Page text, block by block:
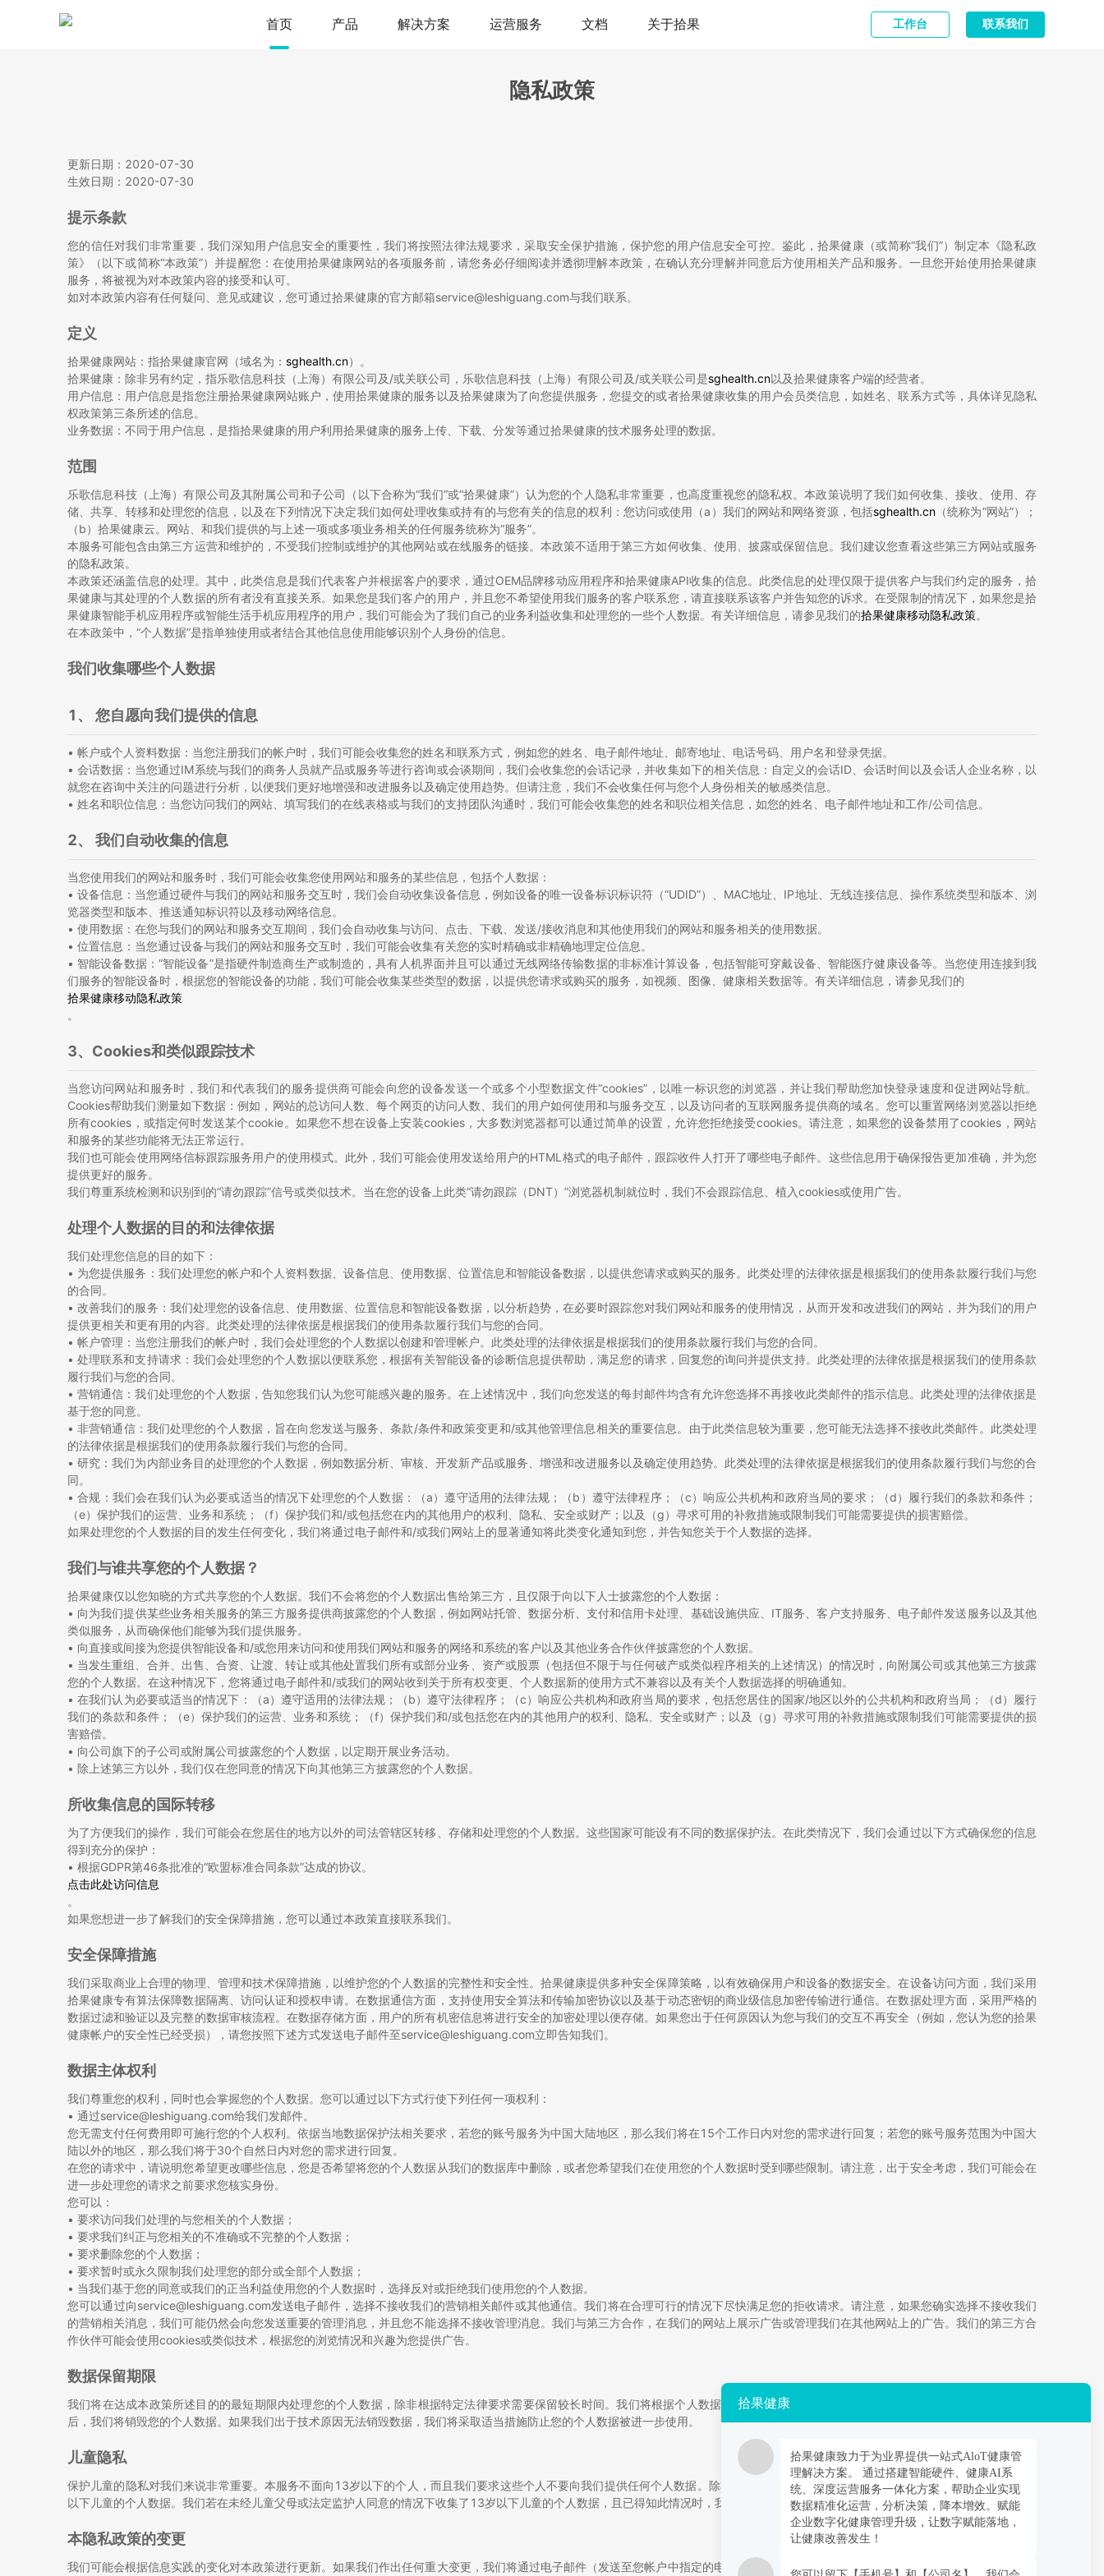
首页 产品 解决方案 运营服务 文档 关于拾果 工作台 联系我们
隐私政策
更新日期：2020-07-30
生效日期：2020-07-30
提示条款
您的信任对我们非常重要，我们深知用户信息安全的重要性，我们将按照法律法规要求，采取安全保护措施，保护您的用户信息安全可控。鉴此，拾果健康（或简称“我们”）制定本《隐私政
策》（以下或简称“本政策”）并提醒您：在使用拾果健康网站的各项服务前，请您务必仔细阅读并透彻理解本政策，在确认充分理解并同意后方使用相关产品和服务。一旦您开始使用拾果健康
服务，将被视为对本政策内容的接受和认可。
如对本政策内容有任何疑问、意见或建议，您可通过拾果健康的官方邮箱service@leshiguang.com与我们联系。
定义
拾果健康网站：指拾果健康官网（域名为： sghealth.cn）。
拾果健康：除非另有约定，指乐歌信息科技（上海）有限公司及/或关联公司，乐歌信息科技（上海）有限公司及/或关联公司是sghealth.cn以及拾果健康客户端的经营者。
用户信息：用户信息是指您注册拾果健康网站账户，使用拾果健康的服务以及拾果健康为了向您提供服务，您提交的或者拾果健康收集的用户会员类信息，如姓名、联系方式等，具体详见隐私
权政策第三条所述的信息。
业务数据：不同于用户信息，是指拾果健康的用户利用拾果健康的服务上传、下载、分发等通过拾果健康的技术服务处理的数据。
范围
乐歌信息科技（上海）有限公司及其附属公司和子公司（以下合称为“我们”或“拾果健康”）认为您的个人隐私非常重要，也高度重视您的隐私权。本政策说明了我们如何收集、接收、使用、存
储、共享、转移和处理您的信息，以及在下列情况下决定我们如何处理收集或持有的与您有关的信息的权利：您访问或使用（a）我们的网站和网络资源，包括sghealth.cn （统称为“网站”）；
（b）拾果健康云。网站、和我们提供的与上述一项或多项业务相关的任何服务统称为“服务”。
本服务可能包含由第三方运营和维护的，不受我们控制或维护的其他网站或在线服务的链接。本政策不适用于第三方如何收集、使用、披露或保留信息。我们建议您查看这些第三方网站或服务
的隐私政策。
本政策还涵盖信息的处理。其中，此类信息是我们代表客户并根据客户的要求，通过OEM品牌移动应用程序和拾果健康API收集的信息。此类信息的处理仅限于提供客户与我们约定的服务，拾
果健康与其处理的个人数据的所有者没有直接关系。如果您是我们客户的用户，并且您不希望使用我们服务的客户联系您，请直接联系该客户并告知您的诉求。在受限制的情况下，如果您是拾
果健康智能手机应用程序或智能生活手机应用程序的用户，我们可能会为了我们自己的业务利益收集和处理您的一些个人数据。有关详细信息，请参见我们的拾果健康移动隐私政策。
在本政策中，“个人数据”是指单独使用或者结合其他信息使用能够识别个人身份的信息。
我们收集哪些个人数据
1、 您自愿向我们提供的信息
• 帐户或个人资料数据：当您注册我们的帐户时，我们可能会收集您的姓名和联系方式，例如您的姓名、电子邮件地址、邮寄地址、电话号码、用户名和登录凭据。
• 会话数据：当您通过IM系统与我们的商务人员就产品或服务等进行咨询或会谈期间，我们会收集您的会话记录，并收集如下的相关信息：自定义的会话ID、会话时间以及会话人企业名称，以
就您在咨询中关注的问题进行分析，以便我们更好地增强和改进服务以及确定使用趋势。但请注意，我们不会收集任何与您个人身份相关的敏感类信息。
• 姓名和职位信息：当您访问我们的网站、填写我们的在线表格或与我们的支持团队沟通时，我们可能会收集您的姓名和职位相关信息，如您的姓名、电子邮件地址和工作/公司信息。
2、 我们自动收集的信息
当您使用我们的网站和服务时，我们可能会收集您使用网站和服务的某些信息，包括个人数据：
• 设备信息：当您通过硬件与我们的网站和服务交互时，我们会自动收集设备信息，例如设备的唯一设备标识标识符（“UDID”）、MAC地址、IP地址、无线连接信息、操作系统类型和版本、浏
览器类型和版本、推送通知标识符以及移动网络信息。
• 使用数据：在您与我们的网站和服务交互期间，我们会自动收集与访问、点击、下载、发送/接收消息和其他使用我们的网站和服务相关的使用数据。
• 位置信息：当您通过设备与我们的网站和服务交互时，我们可能会收集有关您的实时精确或非精确地理定位信息。
• 智能设备数据：“智能设备”是指硬件制造商生产或制造的，具有人机界面并且可以通过无线网络传输数据的非标准计算设备，包括智能可穿戴设备、智能医疗健康设备等。当您使用连接到我
们服务的智能设备时，根据您的智能设备的功能，我们可能会收集某些类型的数据，以提供您请求或购买的服务，如视频、图像、健康相关数据等。有关详细信息，请参见我们的
拾果健康移动隐私政策
。
3、Cookies和类似跟踪技术
当您访问网站和服务时，我们和代表我们的服务提供商可能会向您的设备发送一个或多个小型数据文件“cookies”，以唯一标识您的浏览器，并让我们帮助您加快登录速度和促进网站导航。
Cookies帮助我们测量如下数据：例如，网站的总访问人数、每个网页的访问人数、我们的用户如何使用和与服务交互，以及访问者的互联网服务提供商的域名。您可以重置网络浏览器以拒绝
所有cookies，或指定何时发送某个cookie。如果您不想在设备上安装cookies，大多数浏览器都可以通过简单的设置，允许您拒绝接受cookies。请注意，如果您的设备禁用了cookies，网站
和服务的某些功能将无法正常运行。
我们也可能会使用网络信标跟踪服务用户的使用模式。此外，我们可能会使用发送给用户的HTML格式的电子邮件，跟踪收件人打开了哪些电子邮件。这些信息用于确保报告更加准确，并为您
提供更好的服务。
我们尊重系统检测和识别到的“请勿跟踪”信号或类似技术。当在您的设备上此类“请勿跟踪（DNT）”浏览器机制就位时，我们不会跟踪信息、植入cookies或使用广告。
处理个人数据的目的和法律依据
我们处理您信息的目的如下：
• 为您提供服务：我们处理您的帐户和个人资料数据、设备信息、使用数据、位置信息和智能设备数据，以提供您请求或购买的服务。此类处理的法律依据是根据我们的使用条款履行我们与您
的合同。
• 改善我们的服务：我们处理您的设备信息、使用数据、位置信息和智能设备数据，以分析趋势，在必要时跟踪您对我们网站和服务的使用情况，从而开发和改进我们的网站，并为我们的用户
提供更相关和更有用的内容。此类处理的法律依据是根据我们的使用条款履行我们与您的合同。
• 帐户管理：当您注册我们的帐户时，我们会处理您的个人数据以创建和管理帐户。此类处理的法律依据是根据我们的使用条款履行我们与您的合同。
• 处理联系和支持请求：我们会处理您的个人数据以便联系您，根据有关智能设备的诊断信息提供帮助，满足您的请求，回复您的询问并提供支持。此类处理的法律依据是根据我们的使用条款
履行我们与您的合同。
• 营销通信：我们处理您的个人数据，告知您我们认为您可能感兴趣的服务。在上述情况中，我们向您发送的每封邮件均含有允许您选择不再接收此类邮件的指示信息。此类处理的法律依据是
基于您的同意。
• 非营销通信：我们处理您的个人数据，旨在向您发送与服务、条款/条件和政策变更和/或其他管理信息相关的重要信息。由于此类信息较为重要，您可能无法选择不接收此类邮件。此类处理
的法律依据是根据我们的使用条款履行我们与您的合同。
• 研究：我们为内部业务目的处理您的个人数据，例如数据分析、审核、开发新产品或服务、增强和改进服务以及确定使用趋势。此类处理的法律依据是根据我们的使用条款履行我们与您的合
同。
• 合规：我们会在我们认为必要或适当的情况下处理您的个人数据：（a）遵守适用的法律法规；（b）遵守法律程序；（c）响应公共机构和政府当局的要求；（d）履行我们的条款和条件；
（e）保护我们的运营、业务和系统；（f）保护我们和/或包括您在内的其他用户的权利、隐私、安全或财产；以及（g）寻求可用的补救措施或限制我们可能需要提供的损害赔偿。
如果处理您的个人数据的目的发生任何变化，我们将通过电子邮件和/或我们网站上的显著通知将此类变化通知到您，并告知您关于个人数据的选择。
我们与谁共享您的个人数据？
拾果健康仅以您知晓的方式共享您的个人数据。我们不会将您的个人数据出售给第三方，且仅限于向以下人士披露您的个人数据：
• 向为我们提供某些业务相关服务的第三方服务提供商披露您的个人数据，例如网站托管、数据分析、支付和信用卡处理、基础设施供应、IT服务、客户支持服务、电子邮件发送服务以及其他
类似服务，从而确保他们能够为我们提供服务。
• 向直接或间接为您提供智能设备和/或您用来访问和使用我们网站和服务的网络和系统的客户以及其他业务合作伙伴披露您的个人数据。
• 当发生重组、合并、出售、合资、让渡、转让或其他处置我们所有或部分业务、资产或股票（包括但不限于与任何破产或类似程序相关的上述情况）的情况时，向附属公司或其他第三方披露
您的个人数据。在这种情况下，您将通过电子邮件和/或我们的网站收到关于所有权变更、个人数据新的使用方式不兼容以及有关个人数据选择的明确通知。
• 在我们认为必要或适当的情况下：（a）遵守适用的法律法规；（b）遵守法律程序；（c）响应公共机构和政府当局的要求，包括您居住的国家/地区以外的公共机构和政府当局；（d）履行
我们的条款和条件；（e）保护我们的运营、业务和系统；（f）保护我们和/或包括您在内的其他用户的权利、隐私、安全或财产；以及（g）寻求可用的补救措施或限制我们可能需要提供的损
害赔偿。
• 向公司旗下的子公司或附属公司披露您的个人数据，以定期开展业务活动。
• 除上述第三方以外，我们仅在您同意的情况下向其他第三方披露您的个人数据。
所收集信息的国际转移
为了方便我们的操作，我们可能会在您居住的地方以外的司法管辖区转移、存储和处理您的个人数据。这些国家可能设有不同的数据保护法。在此类情况下，我们会通过以下方式确保您的信息
得到充分的保护：
• 根据GDPR第46条批准的“欧盟标准合同条款”达成的协议。
点击此处访问信息
。
如果您想进一步了解我们的安全保障措施，您可以通过本政策直接联系我们。
安全保障措施
我们采取商业上合理的物理、管理和技术保障措施，以维护您的个人数据的完整性和安全性。拾果健康提供多种安全保障策略，以有效确保用户和设备的数据安全。在设备访问方面，我们采用
拾果健康专有算法保障数据隔离、访问认证和授权申请。在数据通信方面，支持使用安全算法和传输加密协议以及基于动态密钥的商业级信息加密传输进行通信。在数据处理方面，采用严格的
数据过滤和验证以及完整的数据审核流程。在数据存储方面，用户的所有机密信息将进行安全的加密处理以便存储。如果您出于任何原因认为您与我们的交互不再安全（例如，您认为您的拾果
健康帐户的安全性已经受损），请您按照下述方式发送电子邮件至service@leshiguang.com立即告知我们。
数据主体权利
我们尊重您的权利，同时也会掌握您的个人数据。您可以通过以下方式行使下列任何一项权利：
• 通过service@leshiguang.com给我们发邮件。
您无需支付任何费用即可施行您的个人权利。依据当地数据保护法相关要求，若您的账号服务为中国大陆地区，那么我们将在15个工作日内对您的需求进行回复；若您的账号服务范围为中国大
陆以外的地区，那么我们将于30个自然日内对您的需求进行回复。
在您的请求中，请说明您希望更改哪些信息，您是否希望将您的个人数据从我们的数据库中删除，或者您希望我们在使用您的个人数据时受到哪些限制。请注意，出于安全考虑，我们可能会在
进一步处理您的请求之前要求您核实身份。
您可以：
• 要求访问我们处理的与您相关的个人数据；
• 要求我们纠正与您相关的不准确或不完整的个人数据；
• 要求删除您的个人数据；
• 要求暂时或永久限制我们处理您的部分或全部个人数据；
• 当我们基于您的同意或我们的正当利益使用您的个人数据时，选择反对或拒绝我们使用您的个人数据。
您可以通过向service@leshiguang.com发送电子邮件，选择不接收我们的营销相关邮件或其他通信。我们将在合理可行的情况下尽快满足您的拒收请求。请注意，如果您确实选择不接收我们
的营销相关消息，我们可能仍然会向您发送重要的管理消息，并且您不能选择不接收管理消息。我们与第三方合作，在我们的网站上展示广告或管理我们在其他网站上的广告。我们的第三方合
作伙伴可能会使用cookies或类似技术，根据您的浏览情况和兴趣为您提供广告。
数据保留期限
我们将在达成本政策所述目的的最短期限内处理您的个人数据，除非根据特定法律要求需要保留较长时间。我们将根据个人数据的数量、性质和敏感性决定适当的保留期限，在保留期限结束
后，我们将销毁您的个人数据。如果我们出于技术原因无法销毁数据，我们将采取适当措施防止您的个人数据被进一步使用。
儿童隐私
保护儿童的隐私对我们来说非常重要。本服务不面向13岁以下的个人，而且我们要求这些个人不要向我们提供任何个人数据。除非得到父母或法定监护人的同意，否则我们不会有意收集13岁
以下儿童的个人数据。我们若在未经儿童父母或法定监护人同意的情况下收集了13岁以下儿童的个人数据，且已得知此情况时，我们会删除这些信息。
本隐私政策的变更
我们可能会根据信息实践的变化对本政策进行更新。如果我们作出任何重大变更，我们将通过电子邮件（发送至您帐户中指定的电子邮件地址）通知您，或于变更生效前在本网站上发布通知。
拾果健康
拾果健康致力于为业界提供一站式AloT健康管
理解决方案。 通过搭建智能硬件、健康AI系
统、深度运营服务一体化方案，帮助企业实现
数据精准化运营，分析决策，降本增效。赋能
企业数字化健康管理升级，让数字赋能落地，
让健康改善发生！